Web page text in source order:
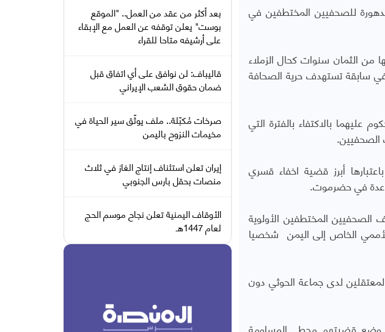
للصحفيين المختطفين في
الثمان سنوات كحال الزملاء
في سابقة تستهدف حرية الصحافة
بالاكتفاء بالفترة التي
الصحفيين.
منذ ابريل 2015م وحيد الصوفي باعتبارها أبرز قضية اخفاء قسري
المختطفين الأولوية
الخاص إلى اليمن شخصيا
لدى جماعة الحوثي دون
وضع قضيتهم محط المساومة
بعد أكثر من عقد من العمل.. "الموقع
بوست" يعلن توقفه عن العمل مع الإبقاء
على أرشيفه متاحا للقراء
قاليباف: لن نوافق على أي اتفاق قبل
ضمان حقوق الشعب الإيراني
صرخات مُكبّلة.. ملف يوثّق سير الحياة في
مخيمات النزوح باليمن
إيران تعلن استئناف إنتاج الغاز في ثلاث
منصات بحقل بارس الجنوبي
الأوقاف اليمنية تعلن نجاح موسم الحج
لعام 1447هـ